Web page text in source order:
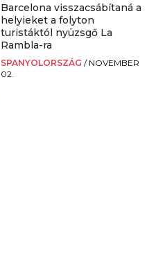
Barcelona visszacsábítaná a
helyieket a folyton
turistáktól nyüzsgő La
Rambla-ra
SPANYOLORSZÁG / NOVEMBER
02.